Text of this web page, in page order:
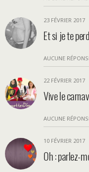
23 FÉVRIER 2017
Et si je te
AUCUNE
22 FÉVRIER 2017
Vive le
AUCUNE
10 FÉVRIER 2017
Oh : parlez-